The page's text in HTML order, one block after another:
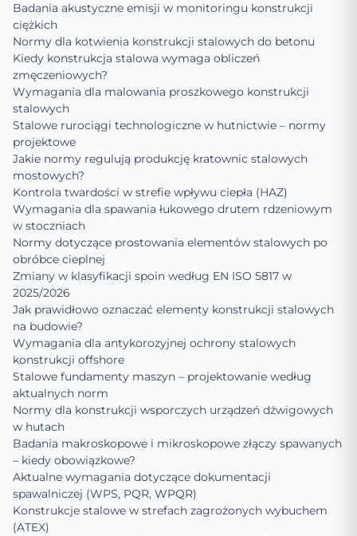
Badania akustyczne emisji w monitoringu konstrukcji
ciężkich
Normy dla kotwienia konstrukcji stalowych do betonu
Kiedy konstrukcja stalowa wymaga obliczeń
zmęczeniowych?
Wymagania dla malowania proszkowego konstrukcji
stalowych
Stalowe rurociągi technologiczne w hutnictwie – normy
projektowe
Jakie normy regulują produkcję kratownic stalowych
mostowych?
Kontrola twardości w strefie wpływu ciepła (HAZ)
Wymagania dla spawania łukowego drutem rdzeniowym
w stoczniach
Normy dotyczące prostowania elementów stalowych po
obróbce cieplnej
Zmiany w klasyfikacji spoin według EN ISO 5817 w
2025/2026
Jak prawidłowo oznaczać elementy konstrukcji stalowych
na budowie?
Wymagania dla antykorozyjnej ochrony stalowych
konstrukcji offshore
Stalowe fundamenty maszyn – projektowanie według
aktualnych norm
Normy dla konstrukcji wsporczych urządzeń dźwigowych
w hutach
Badania makroskopowe i mikroskopowe złączy spawanych
– kiedy obowiązkowe?
Aktualne wymagania dotyczące dokumentacji
spawalniczej (WPS, PQR, WPQR)
Konstrukcje stalowe w strefach zagrożonych wybuchem
(ATEX)